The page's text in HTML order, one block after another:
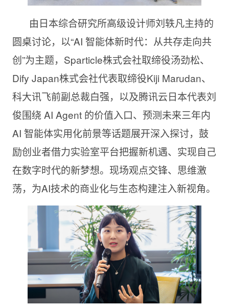
由日本综合研究所高级设计师刘轶凡主持的
圆桌讨论，以“AI 智能体新时代：从共存走向共
创”为主题，Sparticle株式会社取缔役汤劲松、
Dify Japan株式会社代表取缔役Kiji Marudan、
科大讯飞前副总裁白强，以及腾讯云日本代表刘
俊围绕 AI Agent 的价值入口、预测未来三年内
AI 智能体实用化前景等话题展开深入探讨，鼓
励创业者借力实验室平台把握新机遇、实现自己
在数字时代的新梦想。现场观点交锋、思维激
荡，为AI技术的商业化与生态构建注入新视角。